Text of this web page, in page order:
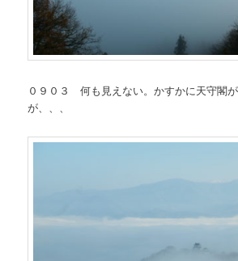
０９０３ 何も見えない。かすかに天守閣
が、、、